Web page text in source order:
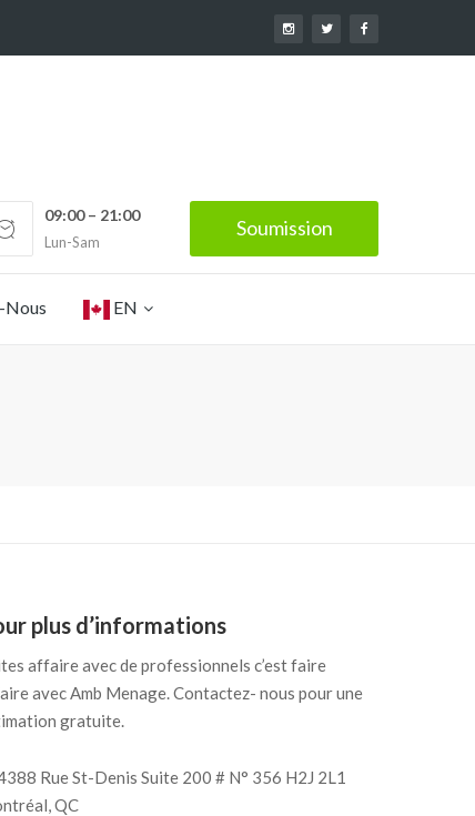
09:00 – 21:00
Lun-Sam
Soumission
Nous EN
plus d’informations
affaire avec de professionnels c’est faire
avec Amb Menage. Contactez- nous pour une
gratuite.
Rue St-Denis Suite 200 # N° 356 H2J 2L1
QC